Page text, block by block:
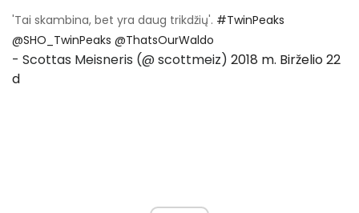
'Tai skambina, bet yra daug trikdžių'. #TwinPeaks
@SHO_TwinPeaks @ThatsOurWaldo
- Scottas Meisneris (@ scottmeiz) 2018 m. Birželio 22
d